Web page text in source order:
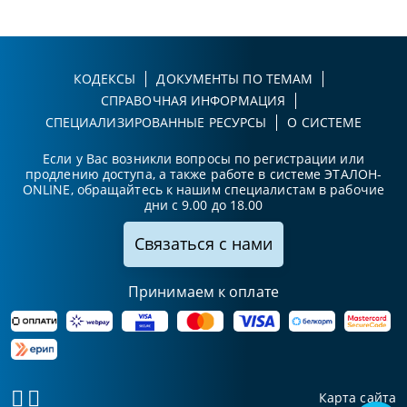
КОДЕКСЫ
ДОКУМЕНТЫ ПО ТЕМАМ
СПРАВОЧНАЯ ИНФОРМАЦИЯ
СПЕЦИАЛИЗИРОВАННЫЕ РЕСУРСЫ
О СИСТЕМЕ
Если у Вас возникли вопросы по регистрации или
продлению доступа, а также работе в системе ЭТАЛОН-
ONLINE, обращайтесь к нашим специалистам в рабочие
дни с 9.00 до 18.00
Связаться с нами
Принимаем к оплате
Карта сайта